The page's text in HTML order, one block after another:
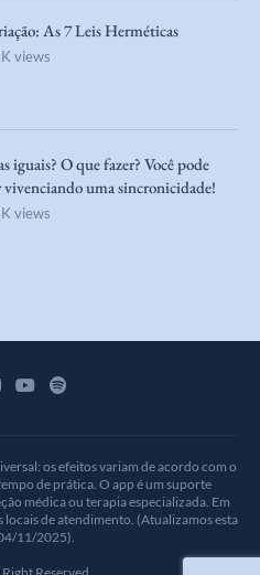
As 7 Leis Herméticas
views
iguais? O que fazer? Você pode
vivenciando uma sincronicidade!
views
os efeitos variam de acordo com o
de prática. O app é um suporte
médica ou terapia especializada. Em
de atendimento. (Atualizamos esta
11/2025).